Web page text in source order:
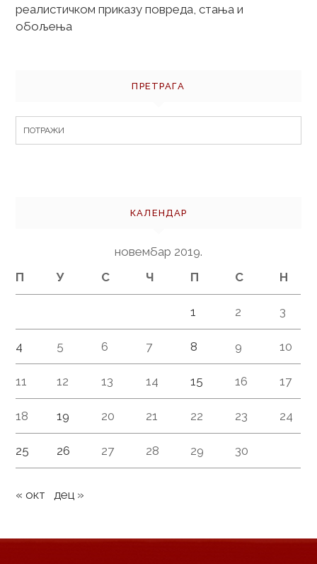
реалистичком приказу повреда, стања и
обољења
ПРЕТРАГА
for:
КАЛЕНДАР
новембар 2019.
П
У С Ч П С Н
1 2 3
4 5 6 7 8 9 10
11 12 13 14 15 16 17
18 19 20 21 22 23 24
25 26 27 28 29 30
« окт дец »